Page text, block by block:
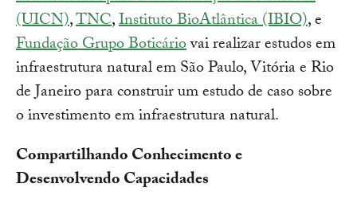
(UICN),TNC,Instituto BioAtlântica (IBIO), e
Fundação Grupo Boticáriovai realizar estudos em
infraestrutura natural em São Paulo, Vitória e Rio
de Janeiro para construir um estudo de caso sobre
o investimento em infraestrutura natural.
Compartilhando Conhecimento e
Desenvolvendo Capacidades